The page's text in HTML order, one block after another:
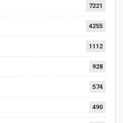
7221
4255
1112
928
574
490